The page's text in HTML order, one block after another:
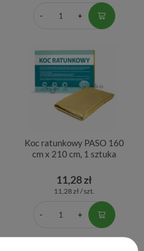
Koc ratunkowy PASO 160
cm x 210 cm, 1 sztuka
11,28 zł
11,28 zł / szt.